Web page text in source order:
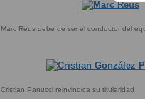
Marc Reus debe de ser el conductor del
Cristian Panucci reinvindica su titularidad